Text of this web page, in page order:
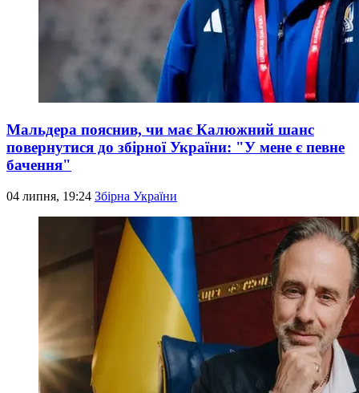
Мальдера пояснив, чи має Калюжний шанс
повернутися до збірної України: "У мене є певне
бачення"
04 липня, 19:24 Збірна України